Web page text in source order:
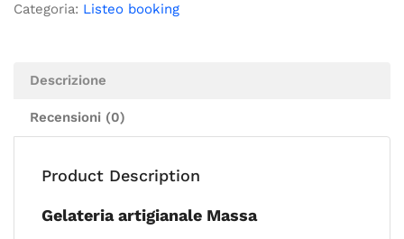
Categoria: Listeo booking
Descrizione
Recensioni (0)
Product Description
Gelateria artigianale Massa